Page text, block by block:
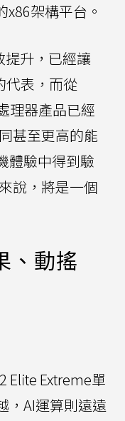
架構平台。
提升，已經讓
代表，而從
理器產品已經
甚至更高的能
體驗中得到驗
說，將是一個
、動搖
Elite Extreme單
，AI運算則遠遠